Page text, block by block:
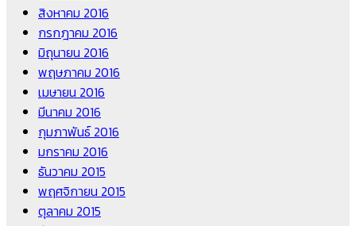
สิงหาคม 2016
กรกฎาคม 2016
มิถุนายน 2016
พฤษภาคม 2016
เมษายน 2016
มีนาคม 2016
กุมภาพันธ์ 2016
มกราคม 2016
ธันวาคม 2015
พฤศจิกายน 2015
ตุลาคม 2015